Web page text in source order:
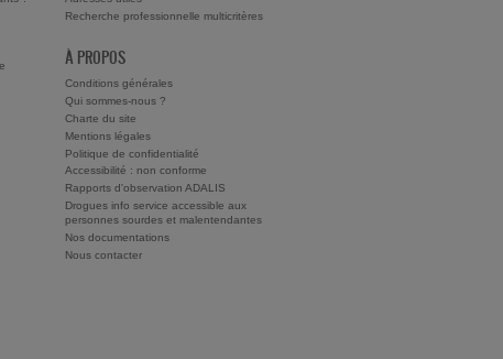
Recherche professionnelle multicritères
À PROPOS
Conditions générales
Qui sommes-nous ?
Charte du site
Mentions légales
Politique de confidentialité
Accessibilité : non conforme
Rapports d'observation ADALIS
Drogues info service accessible aux
personnes sourdes et malentendantes
Nos documentations
Nous contacter